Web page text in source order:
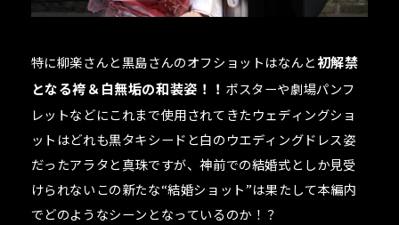
特に柳楽さんと黒島さんのオフショットはなんと初解禁
となる袴＆白無垢の和装姿！！ ポスターや劇場パンフ
レットなどにこれまで使用されてきたウェディングショ
ットはどれも黒タキシードと白のウエディングドレス姿
だったアラタと真珠ですが、神前での結婚式としか見受
けられないこの新たな“結婚ショット”は果たして本編内
でどのようなシーンとなっているのか！？